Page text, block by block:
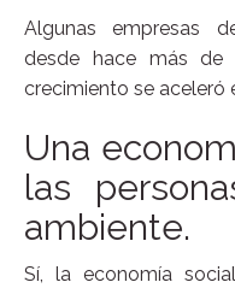
Algunas empresas
desde hace más de
crecimiento se aceleró
Una
las
ambiente.
Sí, la economía